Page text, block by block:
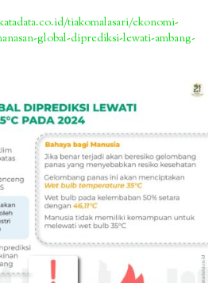
tiakomalasari/ekonomi-
global-diprediksi-lewati-ambang-